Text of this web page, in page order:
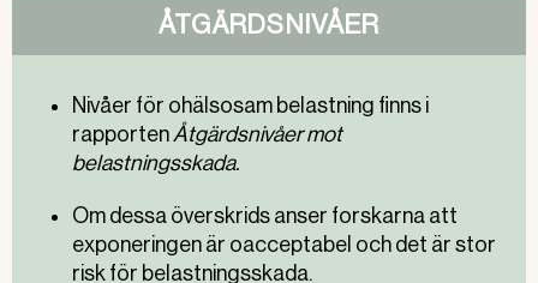
ÅTGÄRDSNIVÅER
Nivåer för ohälsosam belastning finns i
rapporten Åtgärdsnivåer mot
belastningsskada.
Om dessa överskrids anser forskarna att
exponeringen är oacceptabel och det är stor
risk för belastningsskada.